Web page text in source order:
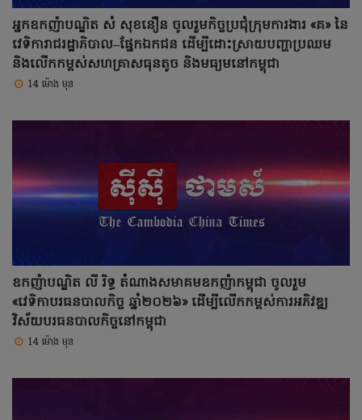
អ្នកឧកញ៉ាបណ្ឌិត សំ សុខនឿន ចូលរួមកិច្ចប្រជុំក្រុមការងារ «គ» នៃ
វេទិការាជរដ្ឋាភិបាល–ផ្នែកឯកជន ដើម្បីដោះស្រាយបញ្ហាប្រឈម
និងលើកកម្ពស់សហគ្រាសធុនតូច និងមធ្យមនៅកម្ពុជា
14 ម៉ោង មុន
ឧកញ៉ាបណ្ឌិត លី រិទ្ធ តំណាងសមាគមឧកញ៉ាកម្ពុជា ចូលរួម
«វេទិកាបរធនបាលកិច្ច ឆ្នាំ២០២៦» ដើម្បីលើកកម្ពស់ការអភិវឌ្ឍ
វិស័យបរធនបាលកិច្ចនៅកម្ពុជា
14 ម៉ោង មុន